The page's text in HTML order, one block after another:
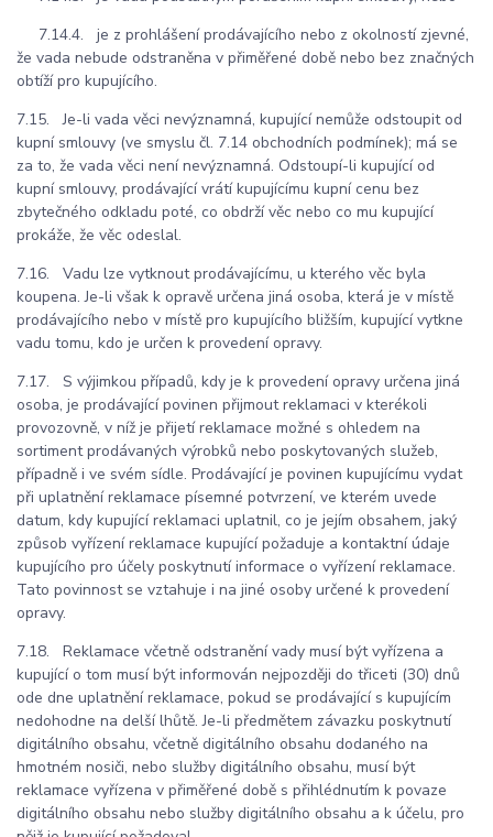
7.14.4. je z prohlášení prodávajícího nebo z okolností zjevné,
že vada nebude odstraněna v přiměřené době nebo bez značných
obtíží pro kupujícího.
7.15. Je-li vada věci nevýznamná, kupující nemůže odstoupit od
kupní smlouvy (ve smyslu čl. 7.14 obchodních podmínek); má se
za to, že vada věci není nevýznamná. Odstoupí-li kupující od
kupní smlouvy, prodávající vrátí kupujícímu kupní cenu bez
zbytečného odkladu poté, co obdrží věc nebo co mu kupující
prokáže, že věc odeslal.
7.16. Vadu lze vytknout prodávajícímu, u kterého věc byla
koupena. Je-li však k opravě určena jiná osoba, která je v místě
prodávajícího nebo v místě pro kupujícího bližším, kupující vytkne
vadu tomu, kdo je určen k provedení opravy.
7.17. S výjimkou případů, kdy je k provedení opravy určena jiná
osoba, je prodávající povinen přijmout reklamaci v kterékoli
provozovně, v níž je přijetí reklamace možné s ohledem na
sortiment prodávaných výrobků nebo poskytovaných služeb,
případně i ve svém sídle. Prodávající je povinen kupujícímu vydat
při uplatnění reklamace písemné potvrzení, ve kterém uvede
datum, kdy kupující reklamaci uplatnil, co je jejím obsahem, jaký
způsob vyřízení reklamace kupující požaduje a kontaktní údaje
kupujícího pro účely poskytnutí informace o vyřízení reklamace.
Tato povinnost se vztahuje i na jiné osoby určené k provedení
opravy.
7.18. Reklamace včetně odstranění vady musí být vyřízena a
kupující o tom musí být informován nejpozději do třiceti (30) dnů
ode dne uplatnění reklamace, pokud se prodávající s kupujícím
nedohodne na delší lhůtě. Je-li předmětem závazku poskytnutí
digitálního obsahu, včetně digitálního obsahu dodaného na
hmotném nosiči, nebo služby digitálního obsahu, musí být
reklamace vyřízena v přiměřené době s přihlédnutím k povaze
digitálního obsahu nebo služby digitálního obsahu a k účelu, pro